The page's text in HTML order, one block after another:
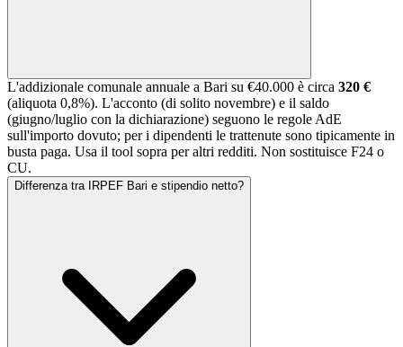
L'addizionale comunale annuale a Bari su €40.000 è circa 320 €
(aliquota 0,8%). L'acconto (di solito novembre) e il saldo
(giugno/luglio con la dichiarazione) seguono le regole AdE
sull'importo dovuto; per i dipendenti le trattenute sono tipicamente in
busta paga. Usa il tool sopra per altri redditi. Non sostituisce F24 o
CU.
Differenza tra IRPEF Bari e stipendio netto?